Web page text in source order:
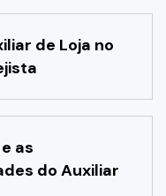
de Loja no
as
do Auxiliar